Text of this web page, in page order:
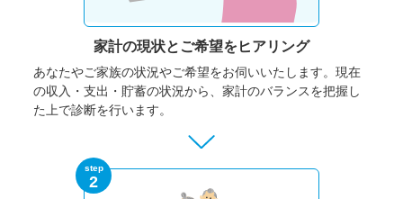
家計の現状と ご希望をヒアリング
あなたやご家族の状況やご希望をお伺いいたします。 現在
の収入・支出・貯蓄の状況から、家計のバランスを把握し
た上で診断を行います。
step
2